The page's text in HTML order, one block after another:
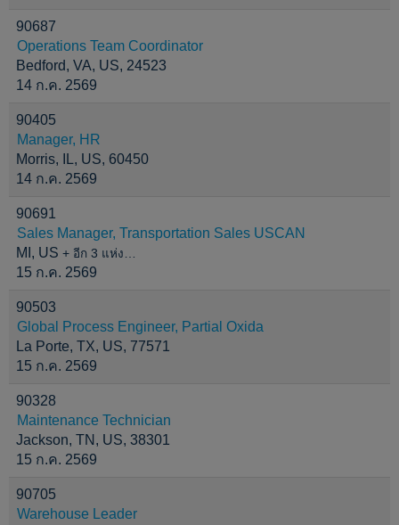
90687
Operations Team Coordinator
Bedford, VA, US, 24523
14 ก.ค. 2569
90405
Manager, HR
Morris, IL, US, 60450
14 ก.ค. 2569
90691
Sales Manager, Transportation Sales USCAN
MI, US + อีก 3 แห่ง…
15 ก.ค. 2569
90503
Global Process Engineer, Partial Oxida
La Porte, TX, US, 77571
15 ก.ค. 2569
90328
Maintenance Technician
Jackson, TN, US, 38301
15 ก.ค. 2569
90705
Warehouse Leader